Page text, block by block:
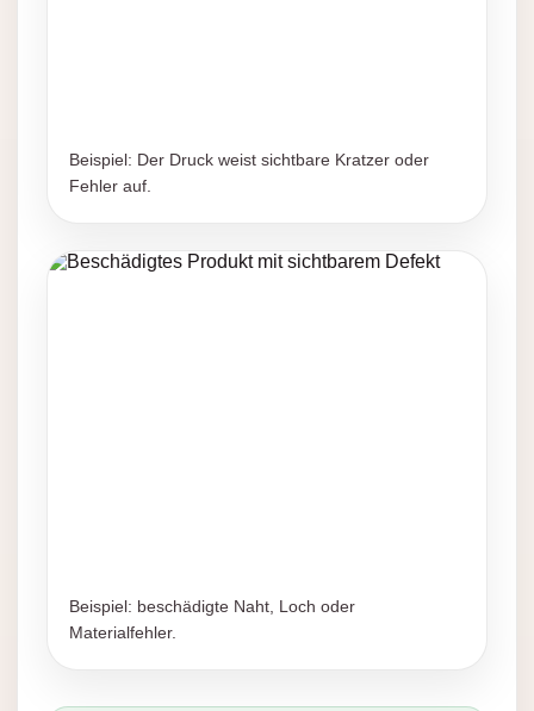
Beispiel: Der Druck weist sichtbare Kratzer oder
Fehler auf.
Beispiel: beschädigte Naht, Loch oder
Materialfehler.